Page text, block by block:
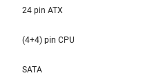
24 pin ATX
(4+4) pin CPU
SATA